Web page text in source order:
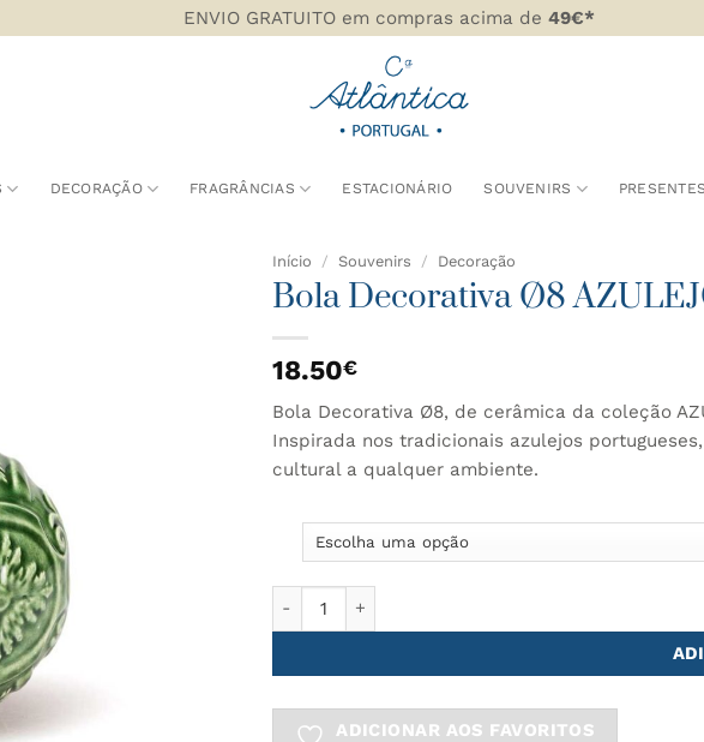
ENVIO GRATUITO em compras acima de 49€*
DECORAÇÃO FRAGRÂNCIAS ESTACIONÁRIO SOUVENIRS PRESENTES
Início / Souvenirs / Decoração
Bola Decorativa Ø8
18.50€
Bola Decorativa Ø8, de cerâmica da coleção
Inspirada nos tradicionais azulejos
cultural a qualquer ambiente.
ADICIONAR AOS FAVORITOS